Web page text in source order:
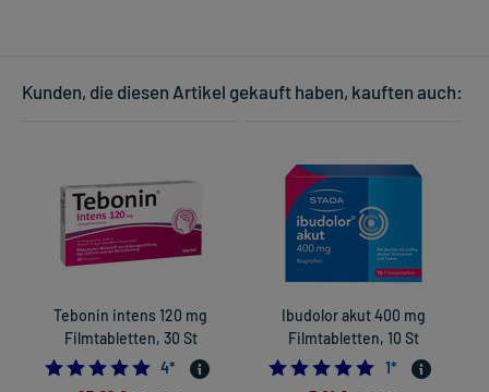
Kunden, die diesen Artikel gekauft haben, kauften auch:
Tebonin intens 120 mg
Filmtabletten, 30 St
5.0
4*
Ibudolor akut 400 mg
Filmtabletten, 10 St
5.0
1*